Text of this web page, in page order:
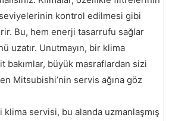
kontrol edilmesi gibi
Bu, hem enerji tasarrufu sağlar
uzatır. Unutmayın, bir klima
bakımlar, büyük masraflardan sizi
Mitsubishi’nin servis ağına göz
klima servisi, bu alanda uzmanlaşmış